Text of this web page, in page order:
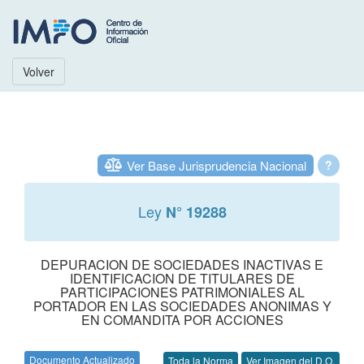
Volver
?
Ver Base Jurisprudencia Nacional
Ley N° 19288
DEPURACION DE SOCIEDADES INACTIVAS E
IDENTIFICACION DE TITULARES DE
PARTICIPACIONES PATRIMONIALES AL
PORTADOR EN LAS SOCIEDADES ANONIMAS Y
EN COMANDITA POR ACCIONES
Documento Actualizado Toda la Norma Ver Imagen del D.O.